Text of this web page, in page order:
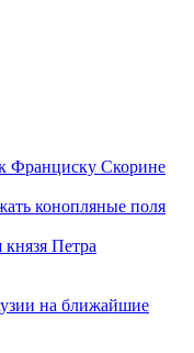
Франциску Скорине
конопляные поля
Петра
на ближайшие